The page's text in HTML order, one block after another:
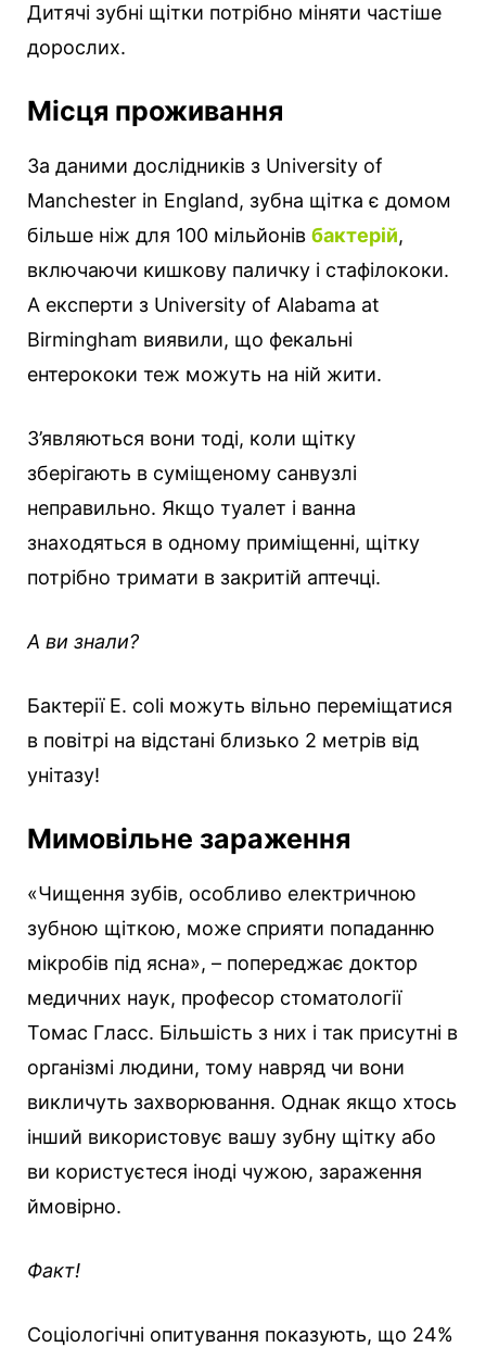
Дитячі зубні щітки потрібно міняти частіше
дорослих.
Місця проживання
За даними дослідників з University of
Manchester in England, зубна щітка є домом
більше ніж для 100 мільйонів бактерій,
включаючи кишкову паличку і стафілококи.
А експерти з University of Alabama at
Birmingham виявили, що фекальні
ентерококи теж можуть на ній жити.
З’являються вони тоді, коли щітку
зберігають в суміщеному санвузлі
неправильно. Якщо туалет і ванна
знаходяться в одному приміщенні, щітку
потрібно тримати в закритій аптечці.
А ви знали?
Бактерії E. coli можуть вільно переміщатися
в повітрі на відстані близько 2 метрів від
унітазу!
Мимовільне зараження
«Чищення зубів, особливо електричною
зубною щіткою, може сприяти попаданню
мікробів під ясна», – попереджає доктор
медичних наук, професор стоматології
Томас Гласс. Більшість з них і так присутні в
організмі людини, тому навряд чи вони
викличуть захворювання. Однак якщо хтось
інший використовує вашу зубну щітку або
ви користуєтеся іноді чужою, зараження
ймовірно.
Факт!
Соціологічні опитування показують, що 24%